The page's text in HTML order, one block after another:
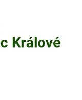
Králové